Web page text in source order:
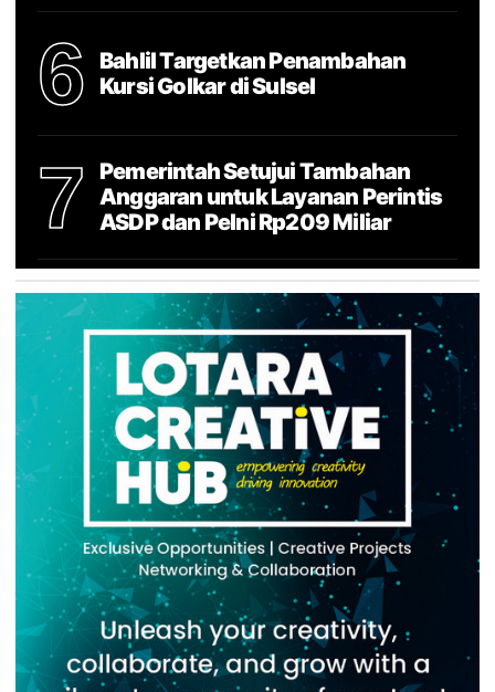
6
Bahlil Targetkan Penambahan
Kursi Golkar di Sulsel
7
Pemerintah Setujui Tambahan
Anggaran untuk Layanan Perintis
ASDP dan Pelni Rp209 Miliar